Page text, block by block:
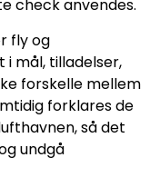
check anvendes.
fly og
i mål, tilladelser,
forskelle mellem
forklares de
så det
undgå